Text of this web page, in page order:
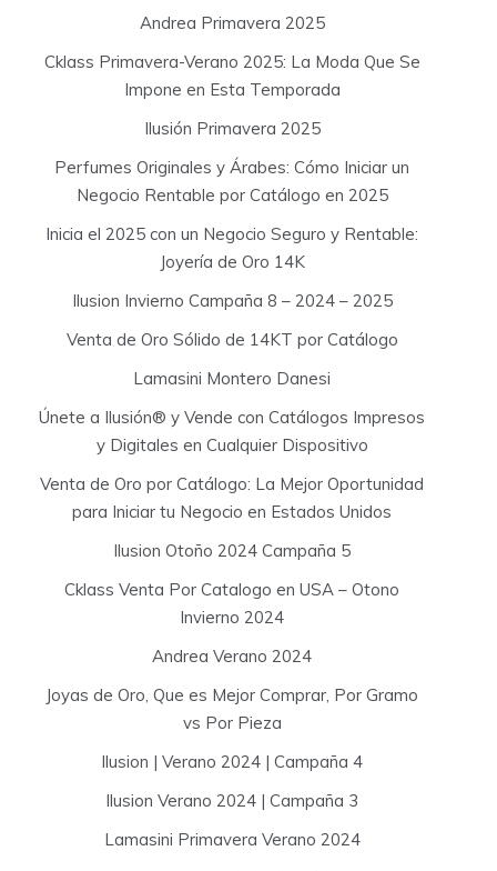
:
Andrea Primavera 2025
Cklass Primavera-Verano 2025: La Moda Que Se
Impone en Esta Temporada
Ilusión Primavera 2025
Perfumes Originales y Árabes: Cómo Iniciar un
Negocio Rentable por Catálogo en 2025
Inicia el 2025 con un Negocio Seguro y Rentable:
Joyería de Oro 14K
Ilusion Invierno Campaña 8 – 2024 – 2025
Venta de Oro Sólido de 14KT por Catálogo
Lamasini Montero Danesi
Únete a Ilusión® y Vende con Catálogos Impresos
y Digitales en Cualquier Dispositivo
Venta de Oro por Catálogo: La Mejor Oportunidad
para Iniciar tu Negocio en Estados Unidos
Ilusion Otoño 2024 Campaña 5
Cklass Venta Por Catalogo en USA – Otono
Invierno 2024
Andrea Verano 2024
Joyas de Oro, Que es Mejor Comprar, Por Gramo
vs Por Pieza
Ilusion | Verano 2024 | Campaña 4
Ilusion Verano 2024 | Campaña 3
Lamasini Primavera Verano 2024